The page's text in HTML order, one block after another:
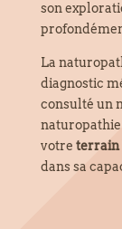
son
La
diagnostic
consulté un
votre terrain
dans sa